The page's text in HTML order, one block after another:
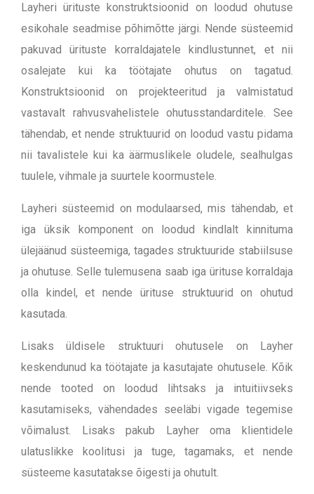
Layheri ürituste konstruktsioonid on loodud ohutuse
esikohale seadmise põhimõtte järgi. Nende süsteemid
pakuvad ürituste korraldajatele kindlustunnet, et nii
osalejate kui ka töötajate ohutus on tagatud.
Konstruktsioonid on projekteeritud ja valmistatud
vastavalt rahvusvahelistele ohutusstandarditele. See
tähendab, et nende struktuurid on loodud vastu pidama
nii tavalistele kui ka äärmuslikele oludele, sealhulgas
tuulele, vihmale ja suurtele koormustele.
Layheri süsteemid on modulaarsed, mis tähendab, et
iga üksik komponent on loodud kindlalt kinnituma
ülejäänud süsteemiga, tagades struktuuride stabiilsuse
ja ohutuse. Selle tulemusena saab iga ürituse korraldaja
olla kindel, et nende ürituse struktuurid on ohutud
kasutada.
Lisaks üldisele struktuuri ohutusele on Layher
keskendunud ka töötajate ja kasutajate ohutusele. Kõik
nende tooted on loodud lihtsaks ja intuitiivseks
kasutamiseks, vähendades seeläbi vigade tegemise
võimalust. Lisaks pakub Layher oma klientidele
ulatuslikke koolitusi ja tuge, tagamaks, et nende
süsteeme kasutatakse õigesti ja ohutult.